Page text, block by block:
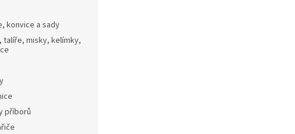
konvice a sady
talíře, misky, kelímky,
příborů